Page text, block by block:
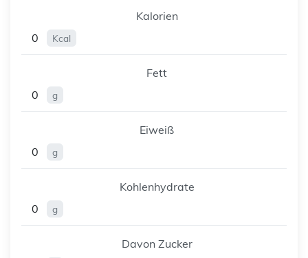
Kalorien
0
Kcal
Fett
0
g
Eiweiß
0
g
Kohlenhydrate
0
g
Davon Zucker